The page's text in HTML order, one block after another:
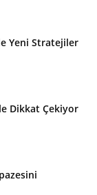
Yeni Stratejiler
Dikkat Çekiyor